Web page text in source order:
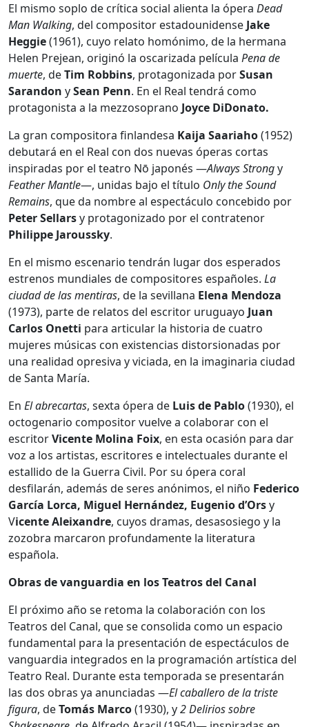
El mismo soplo de crítica social alienta la ópera Dead
Man Walking, del compositor estadounidense Jake
Heggie(1961), cuyo relato homónimo, de la hermana
Helen Prejean, originó la oscarizada película Pena de
muerte, deTim Robbins, protagonizada porSusan
Sarandon ySean Penn. En el Real tendrá como
protagonista a la mezzosoprano Joyce DiDonato.
La gran compositora finlandesa Kaija Saariaho(1952)
debutará en el Real con dos nuevas óperas cortas
inspiradas por el teatro Nō japonés —Always Strongy
Feather Mantle—, unidas bajo el título Only the Sound
Remains, que da nombre al espectáculo concebido por
Peter Sellarsy protagonizado por el contratenor
Philippe Jaroussky.
En el mismo escenario tendrán lugar dos esperados
estrenos mundiales de compositores españoles. La
ciudad de las mentiras, de la sevillana Elena Mendoza
(1973), parte de relatos del escritor uruguayo Juan
Carlos Onetti para articular la historia de cuatro
mujeres músicas con existencias distorsionadas por
una realidad opresiva y viciada, en la imaginaria ciudad
de Santa María.
En El abrecartas, sexta ópera de Luis de Pablo(1930), el
octogenario compositor vuelve a colaborar con el
escritorVicente Molina Foix, en esta ocasión para dar
voz a los artistas, escritores e intelectuales durante el
estallido de la Guerra Civil. Por su ópera coral
desfilarán, además de seres anónimos, el niño Federico
García Lorca, Miguel Hernández, Eugenio d’Orsy
Vicente Aleixandre, cuyos dramas, desasosiego y la
zozobra marcaron profundamente la literatura
española.
Obras de vanguardia en los Teatros del Canal
El próximo año se retoma la colaboración con los
Teatros del Canal, que se consolida como un espacio
fundamental para la presentación de espectáculos de
vanguardia integrados en la programación artística del
Teatro Real. Durante esta temporada se presentarán
las dos obras ya anunciadas —El caballero de la triste
figura, deTomás Marco(1930), y2 Delirios sobre